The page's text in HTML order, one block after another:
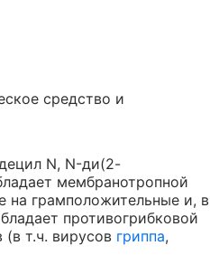
средство и
N, N-ди(2-
мембранотропной
на грамположительные и, в
противогрибковой
т.ч. вирусов гриппа,